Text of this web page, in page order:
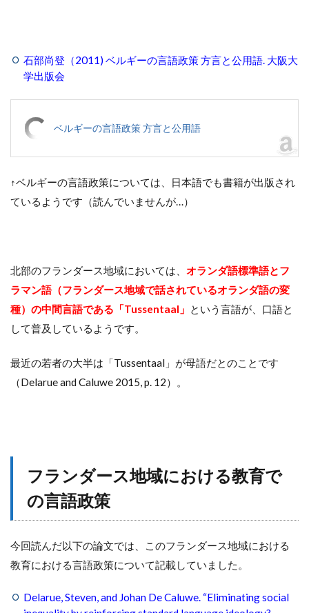
石部尚登（2011) ベルギーの言語政策 方言と公用語. 大阪大
学出版会
ベルギーの言語政策 方言と公用語
↑ベルギーの言語政策については、日本語でも書籍が出版され
ているようです（読んでいませんが…）
北部のフランダース地域においては、 オランダ語標準語とフ
ラマン語（フランダース地域で話されているオランダ語の変
種）の中間言語である「Tussentaal」
という言語が、口語と
して普及しているようです。
最近の若者の大半は「Tussentaal」が母語だとのことです
（Delarue and Caluwe 2015, p. 12）。
フランダース地域における教育で
の言語政策
今回読んだ以下の論文では、このフランダース地域における
教育における言語政策について記載していました。
Delarue, Steven, and Johan De Caluwe. “Eliminating social